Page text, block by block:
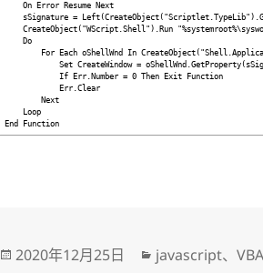
On Error Resume Next
sSignature =
CreateObject("WScript.Shell").Run
Do
For Each oShellWnd In
Set CreateWindow =
If Err.Number = 0 Then Exit Function
Err.Clear
Next
Loop
End Function
发
2020年12月25日
分
javascript、VBA